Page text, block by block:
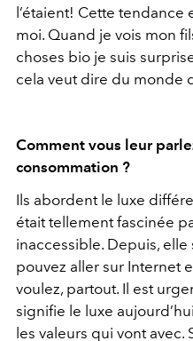
l’étaient! Cette
moi. Quand je vois mon
choses bio je suis
cela veut dire du monde
Comment vous leur
consommation ?
Ils abordent le luxe
était tellement fascinée
inaccessible. Depuis, elle
pouvez aller sur Internet
voulez, partout. Il est
signifie le luxe
les valeurs qui vont avec.